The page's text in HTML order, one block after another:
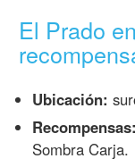
El Prado
Ubicación:
Recompensas:
Sombra Carja.